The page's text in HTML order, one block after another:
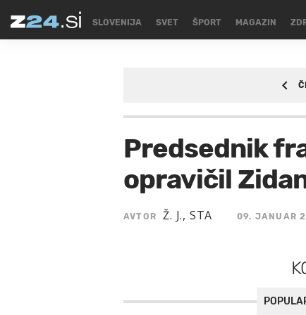
SLOVENIJA SVET ŠPORT MAGAZIN
/SPORT/
Predsednik
opravičil
AVTOR Ž. J., STA 09. JANUAR